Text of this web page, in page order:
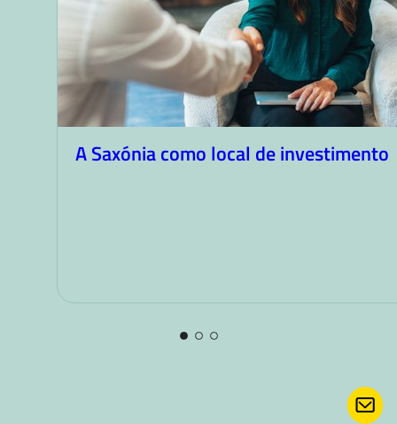
A Saxónia como local de investimento